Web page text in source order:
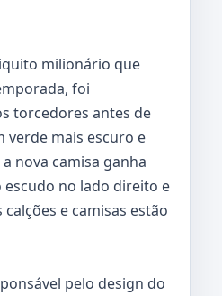
milionário que
foi
torcedores antes de
verde mais escuro e
nova camisa ganha
escudo no lado direito e
e camisas estão
pelo design do